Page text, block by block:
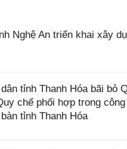
Nghệ An triển khai xây
tỉnh Thanh Hóa bãi bỏ
chế phối hợp trong
tỉnh Thanh Hóa